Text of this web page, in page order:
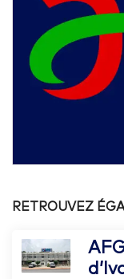
RETROUVEZ